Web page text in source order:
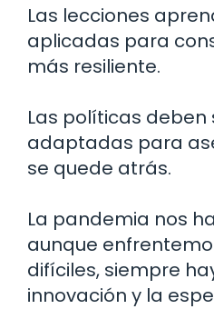
Las lecciones
aplicadas para
más resiliente.
Las políticas deben
adaptadas para
se quede atrás.
La pandemia nos
aunque
difíciles, siempre
innovación y la